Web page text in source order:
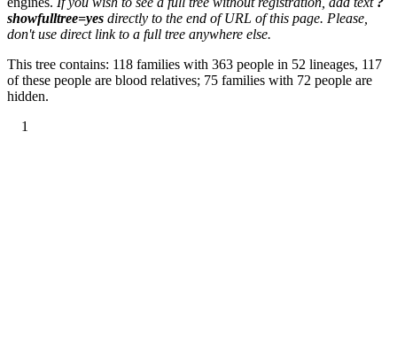
showfulltree=yes directly to the end of URL of this page. Please,
don't use direct link to a full tree anywhere else.
This tree contains: 118 families with 363 people in 52 lineages, 117
of these people are blood relatives; 75 families with 72 people are
hidden.
1